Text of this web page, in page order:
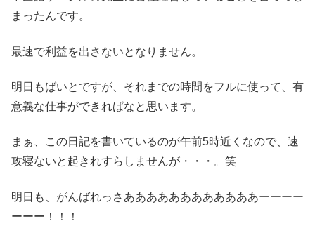
まったんです。
最速で利益を出さないとなりません。
明日もばいとですが、それまでの時間をフルに使って、有
意義な仕事ができればなと思います。
まぁ、この日記を書いているのが午前5時近くなので、速
攻寝ないと起きれすらしませんが・・・。笑
明日も、がんばれっさああああああああああああーーーー
ーーー！！！